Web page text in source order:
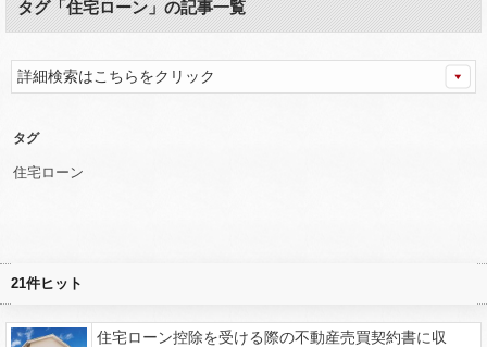
タグ「住宅ローン」の記事一覧
詳細検索はこちらをクリック
タグ
住宅ローン
21件ヒット
住宅ローン控除を受ける際の不動産売買契約書に収